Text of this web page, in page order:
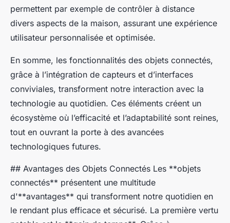
permettent par exemple de contrôler à distance
divers aspects de la maison, assurant une expérience
utilisateur personnalisée et optimisée.
En somme, les fonctionnalités des objets connectés,
grâce à l’intégration de capteurs et d’interfaces
conviviales, transforment notre interaction avec la
technologie au quotidien. Ces éléments créent un
écosystème où l’efficacité et l’adaptabilité sont reines,
tout en ouvrant la porte à des avancées
technologiques futures.
## Avantages des Objets Connectés Les **objets
connectés** présentent une multitude
d'**avantages** qui transforment notre quotidien en
le rendant plus efficace et sécurisé. La première vertu